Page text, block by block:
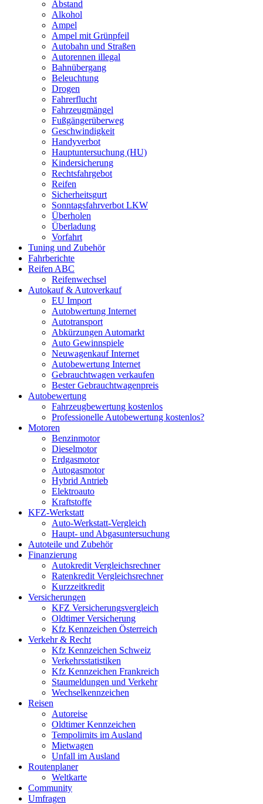
Abstand
Alkohol
Ampel
Ampel mit Grünpfeil
Autobahn und Straßen
Autorennen illegal
Bahnübergang
Beleuchtung
Drogen
Fahrerflucht
Fahrzeugmängel
Fußgängerüberweg
Geschwindigkeit
Handyverbot
Hauptuntersuchung (HU)
Kindersicherung
Rechtsfahrgebot
Reifen
Sicherheitsgurt
Sonntagsfahrverbot LKW
Überholen
Überladung
Vorfahrt
Tuning und Zubehör
Fahrberichte
Reifen ABC
Reifenwechsel
Autokauf & Autoverkauf
EU Import
Autobwertung Internet
Autotransport
Abkürzungen Automarkt
Auto Gewinnspiele
Neuwagenkauf Internet
Autobewertung Internet
Gebrauchtwagen verkaufen
Bester Gebrauchtwagenpreis
Autobewertung
Fahrzeugbewertung kostenlos
Professionelle Autobewertung kostenlos?
Motoren
Benzinmotor
Dieselmotor
Erdgasmotor
Autogasmotor
Hybrid Antrieb
Elektroauto
Kraftstoffe
KFZ-Werkstatt
Auto-Werkstatt-Vergleich
Haupt- und Abgasuntersuchung
Autoteile und Zubehör
Finanzierung
Autokredit Vergleichsrechner
Ratenkredit Vergleichsrechner
Kurzzeitkredit
Versicherungen
KFZ Versicherungsvergleich
Oldtimer Versicherung
Kfz Kennzeichen Österreich
Verkehr & Recht
Kfz Kennzeichen Schweiz
Verkehrsstatistiken
Kfz Kennzeichen Frankreich
Staumeldungen und Verkehr
Wechselkennzeichen
Reisen
Autoreise
Oldtimer Kennzeichen
Tempolimits im Ausland
Mietwagen
Unfall im Ausland
Routenplaner
Weltkarte
Community
Umfragen